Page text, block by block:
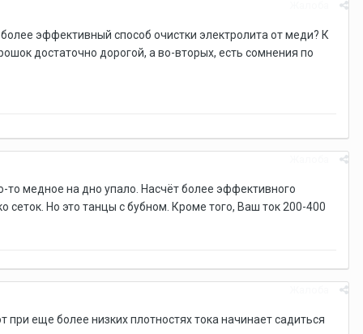
эффективный способ очистки электролита от меди? К
достаточно дорогой, а во-вторых, есть сомнения по
медное на дно упало. Насчёт более эффективного
Но это танцы с бубном. Кроме того, Ваш ток 200-400
еще более низких плотностях тока начинает садиться